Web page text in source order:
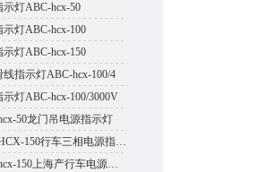
示灯ABC-hcx-50
示灯ABC-hcx-100
示灯ABC-hcx-150
线指示灯ABC-hcx-100/4
示灯ABC-hcx-100/3000V
50龙门吊电源指示灯
ABC-HCX-150行车三相电源指示灯
ABC-hcx-150上海产行车电源指示灯